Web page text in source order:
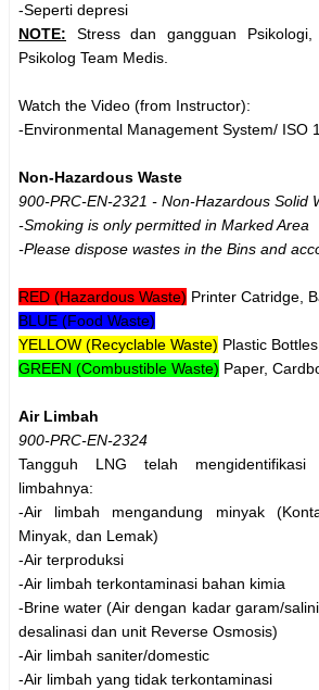
-Seperti depresi
NOTE: Stress dan gangguan Psikologi,
Psikolog Team Medis.
Watch the Video (from Instructor):
-Environmental Management System/ ISO
Non-Hazardous Waste
900-PRC-EN-2321 - Non-Hazardous Solid
-Smoking is only permitted in Marked Area
-Please dispose wastes in the Bins and
RED (Hazardous Waste) Printer Catridge,
BLUE (Food Waste)
YELLOW (Recyclable Waste) Plastic
GREEN (Combustible Waste) Paper,
Air Limbah
900-PRC-EN-2324
Tangguh LNG telah mengidentifikasi
limbahnya:
-Air limbah mengandung minyak
Minyak, dan Lemak)
-Air terproduksi
-Air limbah terkontaminasi bahan kimia
-Brine water (Air dengan kadar garam/
desalinasi dan unit Reverse Osmosis)
-Air limbah saniter/domestic
-Air limbah yang tidak terkontaminasi